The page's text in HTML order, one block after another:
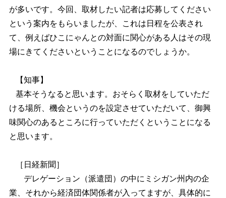
が多いです。今回、取材したい記者は応募してください
という案内をもらいましたが、これは日程を公表され
て、例えばひこにゃんとの対面に関心がある人はその現
場にきてくださいということになるのでしょうか。
【知事】
基本そうなると思います。おそらく取材をしていただ
ける場所、機会というのを設定させていただいて、御興
味関心のあるところに行っていただくということになる
と思います。
［日経新聞］
デレゲーション（派遣団）の中にミシガン州内の企
業、それから経済団体関係者が入ってますが、具体的に